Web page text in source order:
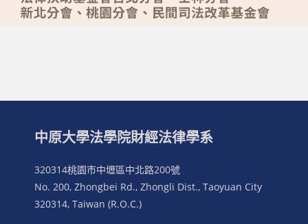
中原大學法學院財經法律學系
320314桃園市中壢區中北路200號
No. 200, Zhongbei Rd., Zhongli Dist., Taoyuan City
320314, Taiwan (R.O.C.)